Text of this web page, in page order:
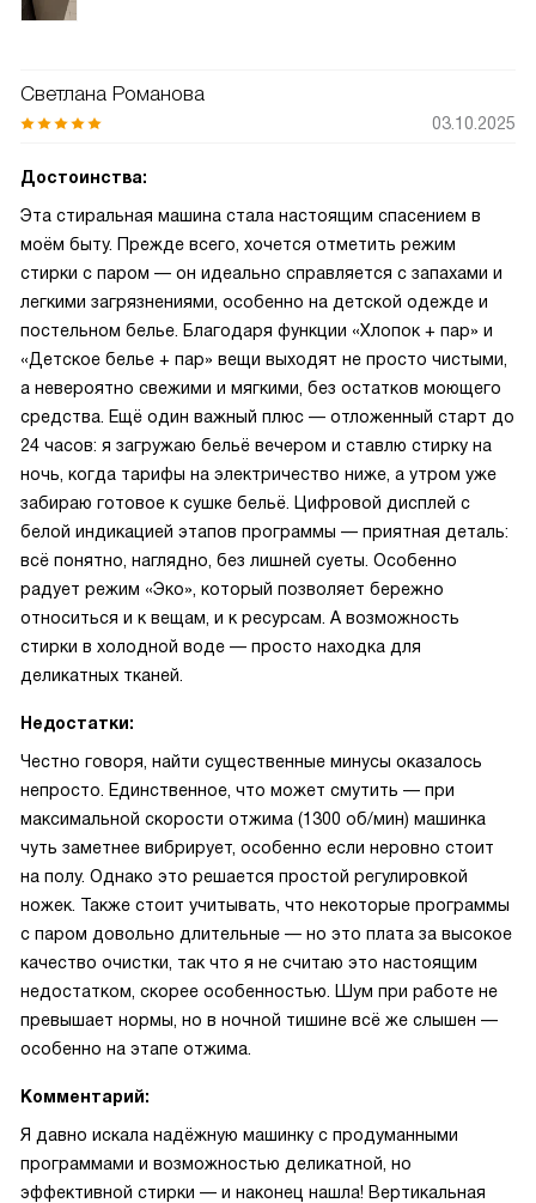
Светлана Романова
03.10.2025
Достоинства:
Эта стиральная машина стала настоящим спасением в
моём быту. Прежде всего, хочется отметить режим
стирки с паром — он идеально справляется с запахами и
легкими загрязнениями, особенно на детской одежде и
постельном белье. Благодаря функции «Хлопок + пар» и
«Детское белье + пар» вещи выходят не просто чистыми,
а невероятно свежими и мягкими, без остатков моющего
средства. Ещё один важный плюс — отложенный старт до
24 часов: я загружаю бельё вечером и ставлю стирку на
ночь, когда тарифы на электричество ниже, а утром уже
забираю готовое к сушке бельё. Цифровой дисплей с
белой индикацией этапов программы — приятная деталь:
всё понятно, наглядно, без лишней суеты. Особенно
радует режим «Эко», который позволяет бережно
относиться и к вещам, и к ресурсам. А возможность
стирки в холодной воде — просто находка для
деликатных тканей.
Недостатки:
Честно говоря, найти существенные минусы оказалось
непросто. Единственное, что может смутить — при
максимальной скорости отжима (1300 об/мин) машинка
чуть заметнее вибрирует, особенно если неровно стоит
на полу. Однако это решается простой регулировкой
ножек. Также стоит учитывать, что некоторые программы
с паром довольно длительные — но это плата за высокое
качество очистки, так что я не считаю это настоящим
недостатком, скорее особенностью. Шум при работе не
превышает нормы, но в ночной тишине всё же слышен —
особенно на этапе отжима.
Комментарий:
Я давно искала надёжную машинку с продуманными
программами и возможностью деликатной, но
эффективной стирки — и наконец нашла! Вертикальная